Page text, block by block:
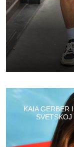
KAIA GERBER
SVETSKOJ